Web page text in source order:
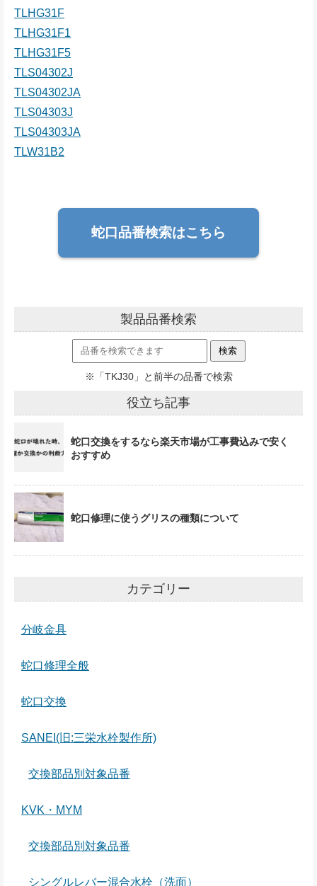
TLHG31F
TLHG31F1
TLHG31F5
TLS04302J
TLS04302JA
TLS04303J
TLS04303JA
TLW31B2
蛇口品番検索はこちら
製品品番検索
※「TKJ30」と前半の品番で検索
役立ち記事
蛇口交換をするなら楽天市場が工事費込みで安く
おすすめ
蛇口修理に使うグリスの種類について
カテゴリー
分岐金具
蛇口修理全般
蛇口交換
SANEI(旧:三栄水栓製作所)
交換部品別対象品番
KVK・MYM
交換部品別対象品番
シングルレバー混合水栓（洗面）